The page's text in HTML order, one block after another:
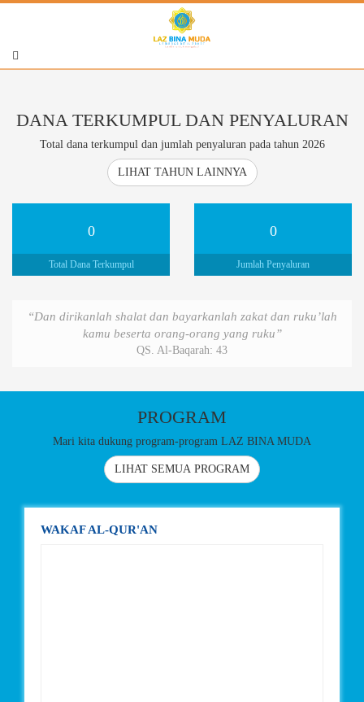
DANA TERKUMPUL DAN PENYALURAN
Total dana terkumpul dan jumlah penyaluran pada tahun 2026
LIHAT TAHUN LAINNYA
0
Total Dana Terkumpul
0
Jumlah Penyaluran
“Dan dirikanlah shalat dan bayarkanlah zakat dan ruku’lah
kamu beserta orang-orang yang ruku”
QS. Al-Baqarah: 43
PROGRAM
Mari kita dukung program-program LAZ BINA MUDA
LIHAT SEMUA PROGRAM
WAKAF AL-QUR'AN